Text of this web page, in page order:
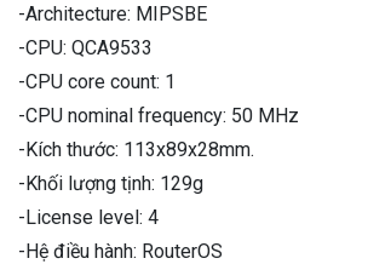
-Architecture: MIPSBE
-CPU: QCA9533
-CPU core count: 1
-CPU nominal frequency: 50 MHz
-Kích thước: 113x89x28mm.
-Khối lượng tịnh: 129g
-License level: 4
-Hệ điều hành: RouterOS